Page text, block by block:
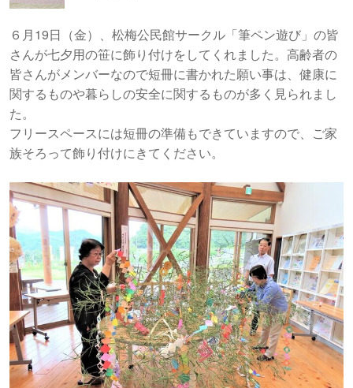
６月19日（金）、松梅公民館サークル「筆ペン遊び」の皆
さんが七夕用の笹に飾り付けをしてくれました。高齢者の
皆さんがメンバーなので短冊に書かれた願い事は、健康に
関するものや暮らしの安全に関するものが多く見られまし
た。
フリースペースには短冊の準備もできていますので、ご家
族そろって飾り付けにきてください。